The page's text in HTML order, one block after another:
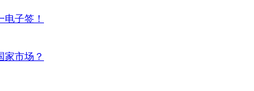
子签！
家市场？